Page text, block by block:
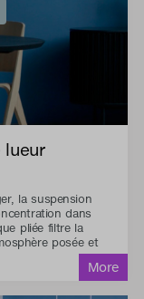
lueur
la suspension
dans
pliée filtre la
posée et